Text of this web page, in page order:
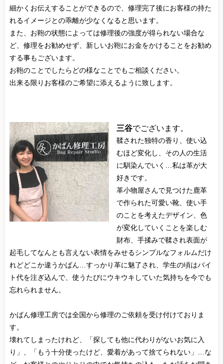
細かくお伝えすることができるので、修理完了後にお客様の持た
れるイメージとの乖離が少なくなると思います。
また、お鞄の状態によっては修理後の強度が得られない場合な
ど、修理をお勧めせず、新しいお鞄にお金をかけることをお勧め
する事もございます。
お鞄のことでしたらどの様なことでもご相談ください。
出来る限りお客様のご希望に添えるように致します。
三谷でございます。
鞣された独特の香り、使い込
むほど変化し、その人の生活
に馴染んでいく…私は革が大
好きです。
革小物屋さんで見つけた鹿革
で作られた可愛い靴、使い手
のことを考えたデザイン、色
が変化していくことを楽しむ
財布、手揉みで鞣され表面が
起毛してなんとも言えない表情をみせるシンプルなフォルムだけ
れどどこか違うかばん…すっかり革に魅了され、学生の頃はバイ
ト代を注ぎ込んで、使うたびにウキウキしていた気持ちを今でも
忘れられません。
かばん修理工房では全国から修理のご依頼を受け付けておりま
す。
壊れてしまったけれど、「探しても他に代わりがないお気に入
り」、「もう十分使ったけど、愛着があって捨てられない」…な